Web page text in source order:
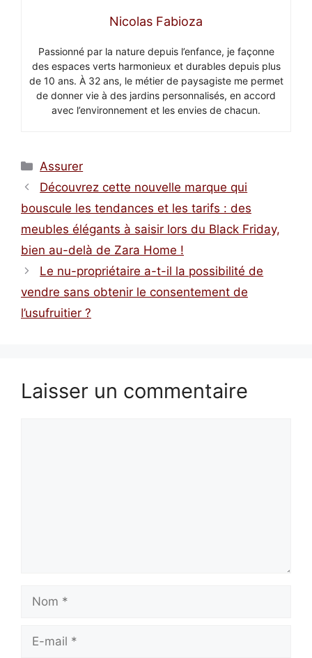
Nicolas Fabioza
Passionné par la nature depuis l’enfance, je façonne
des espaces verts harmonieux et durables depuis plus
de 10 ans. À 32 ans, le métier de paysagiste me permet
de donner vie à des jardins personnalisés, en accord
avec l’environnement et les envies de chacun.
Catégories
Assurer
Découvrez cette nouvelle marque qui
bouscule les tendances et les tarifs : des
meubles élégants à saisir lors du Black Friday,
bien au-delà de Zara Home !
Le nu-propriétaire a-t-il la possibilité de
vendre sans obtenir le consentement de
l’usufruitier ?
Laisser un commentaire
Nom